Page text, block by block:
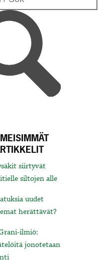
siirtyvät
siltojen alle
uudet
herättävät?
ilmiö:
jonotetaan